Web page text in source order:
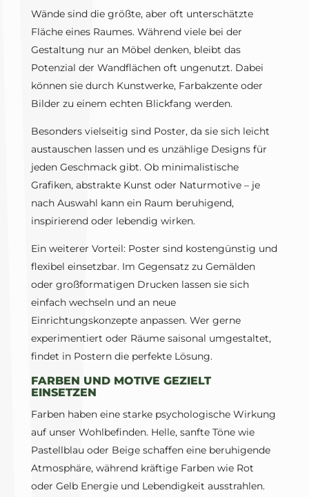
Wände sind die größte, aber oft unterschätzte
Fläche eines Raumes. Während viele bei der
Gestaltung nur an Möbel denken, bleibt das
Potenzial der Wandflächen oft ungenutzt. Dabei
können sie durch Kunstwerke, Farbakzente oder
Bilder zu einem echten Blickfang werden.
Besonders vielseitig sind Poster, da sie sich leicht
austauschen lassen und es unzählige Designs für
jeden Geschmack gibt. Ob minimalistische
Grafiken, abstrakte Kunst oder Naturmotive – je
nach Auswahl kann ein Raum beruhigend,
inspirierend oder lebendig wirken.
Ein weiterer Vorteil: Poster sind kostengünstig und
flexibel einsetzbar. Im Gegensatz zu Gemälden
oder großformatigen Drucken lassen sie sich
einfach wechseln und an neue
Einrichtungskonzepte anpassen. Wer gerne
experimentiert oder Räume saisonal umgestaltet,
findet in Postern die perfekte Lösung.
FARBEN UND MOTIVE GEZIELT
EINSETZEN
Farben haben eine starke psychologische Wirkung
auf unser Wohlbefinden. Helle, sanfte Töne wie
Pastellblau oder Beige schaffen eine beruhigende
Atmosphäre, während kräftige Farben wie Rot
oder Gelb Energie und Lebendigkeit ausstrahlen.